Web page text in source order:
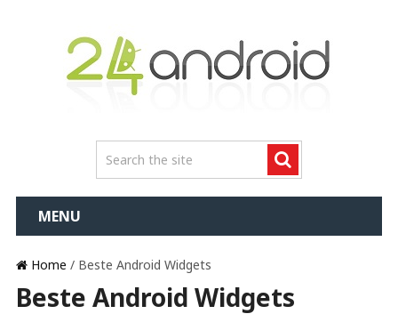
MENU
Home / Beste Android Widgets
Beste Android Widgets